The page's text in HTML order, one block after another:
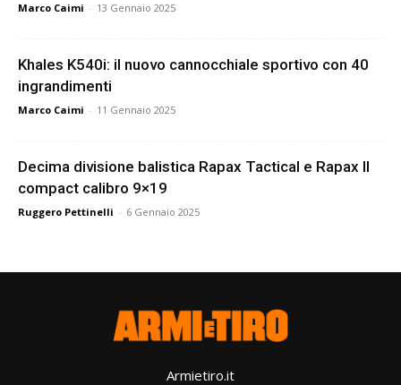
Marco Caimi - 13 Gennaio 2025
Khales K540i: il nuovo cannocchiale sportivo con 40
ingrandimenti
Marco Caimi - 11 Gennaio 2025
Decima divisione balistica Rapax Tactical e Rapax II
compact calibro 9×19
Ruggero Pettinelli - 6 Gennaio 2025
Armietiro.it